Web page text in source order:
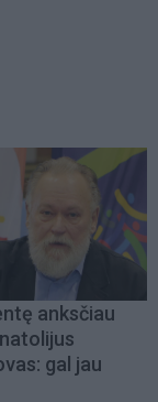
anksčiau
gal jau